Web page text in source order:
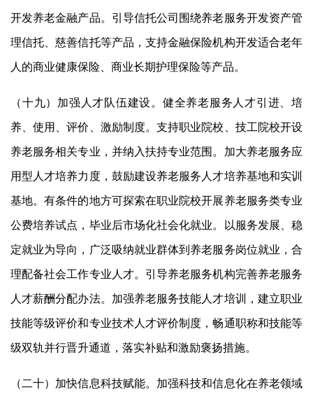
开发养老金融产品。引导信托公司围绕养老服务开发资产管
理信托、慈善信托等产品，支持金融保险机构开发适合老年
人的商业健康保险、商业长期护理保险等产品。
（十九）加强人才队伍建设。健全养老服务人才引进、培
养、使用、评价、激励制度。支持职业院校、技工院校开设
养老服务相关专业，并纳入扶持专业范围。加大养老服务应
用型人才培养力度，鼓励建设养老服务人才培养基地和实训
基地。有条件的地方可探索在职业院校开展养老服务类专业
公费培养试点，毕业后市场化社会化就业。以服务发展、稳
定就业为导向，广泛吸纳就业群体到养老服务岗位就业，合
理配备社会工作专业人才。引导养老服务机构完善养老服务
人才薪酬分配办法。加强养老服务技能人才培训，建立职业
技能等级评价和专业技术人才评价制度，畅通职称和技能等
级双轨并行晋升通道，落实补贴和激励褒扬措施。
（二十）加快信息科技赋能。加强科技和信息化在养老领域